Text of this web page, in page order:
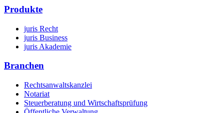
Produkte
juris Recht
juris Business
juris Akademie
Branchen
Rechtsanwaltskanzlei
Notariat
Steuerberatung und Wirtschaftsprüfung